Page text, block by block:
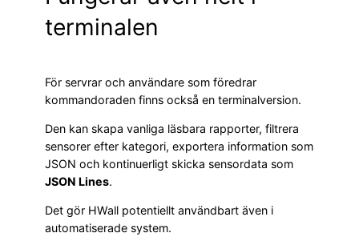
terminalen
För servrar och användare som föredrar
kommandoraden finns också en terminalversion.
Den kan skapa vanliga läsbara rapporter, filtrera
sensorer efter kategori, exportera information som
JSON och kontinuerligt skicka sensordata som
JSON Lines.
Det gör HWall potentiellt användbart även i
automatiserade system.